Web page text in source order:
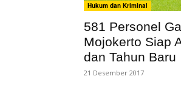
Hukum dan Kriminal
581 Personel
Mojokerto Siap
dan Tahun Baru
21 Desember 2017